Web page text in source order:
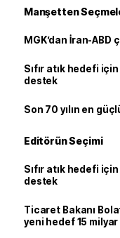
Manşetten
MGK’dan İran-ABD
Sıfır atık hedefi
destek
Son 70 yılın en
Editörün Seçimi
Sıfır atık hedefi
destek
Ticaret Bakanı
yeni hedef 15